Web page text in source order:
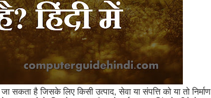
सकता है जिसके लिए किसी उत्पाद, सेवा या संपत्ति को या तो निर्माण